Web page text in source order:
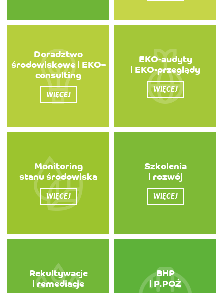
Doradztwo
środowiskowe i EKO–
consulting
WIĘCEJ
EKO-audyty
i EKO-przeglądy
WIĘCEJ
Monitoring
stanu środowiska
WIĘCEJ
Szkolenia
i rozwój
WIĘCEJ
Rekultywacje
i remediacje
BHP
i P.POŻ